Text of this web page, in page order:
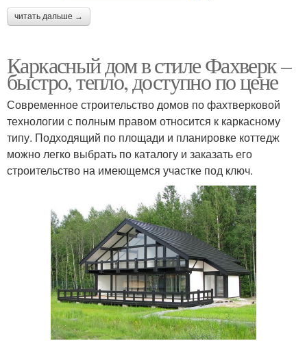
читать дальше →
Каркасный дом в стиле Фахверк –
быстро, тепло, доступно по цене
Современное строительство домов по фахтверковой
технологии с полным правом относится к каркасному
типу. Подходящий по площади и планировке коттедж
можно легко выбрать по каталогу и заказать его
строительство на имеющемся участке под ключ.